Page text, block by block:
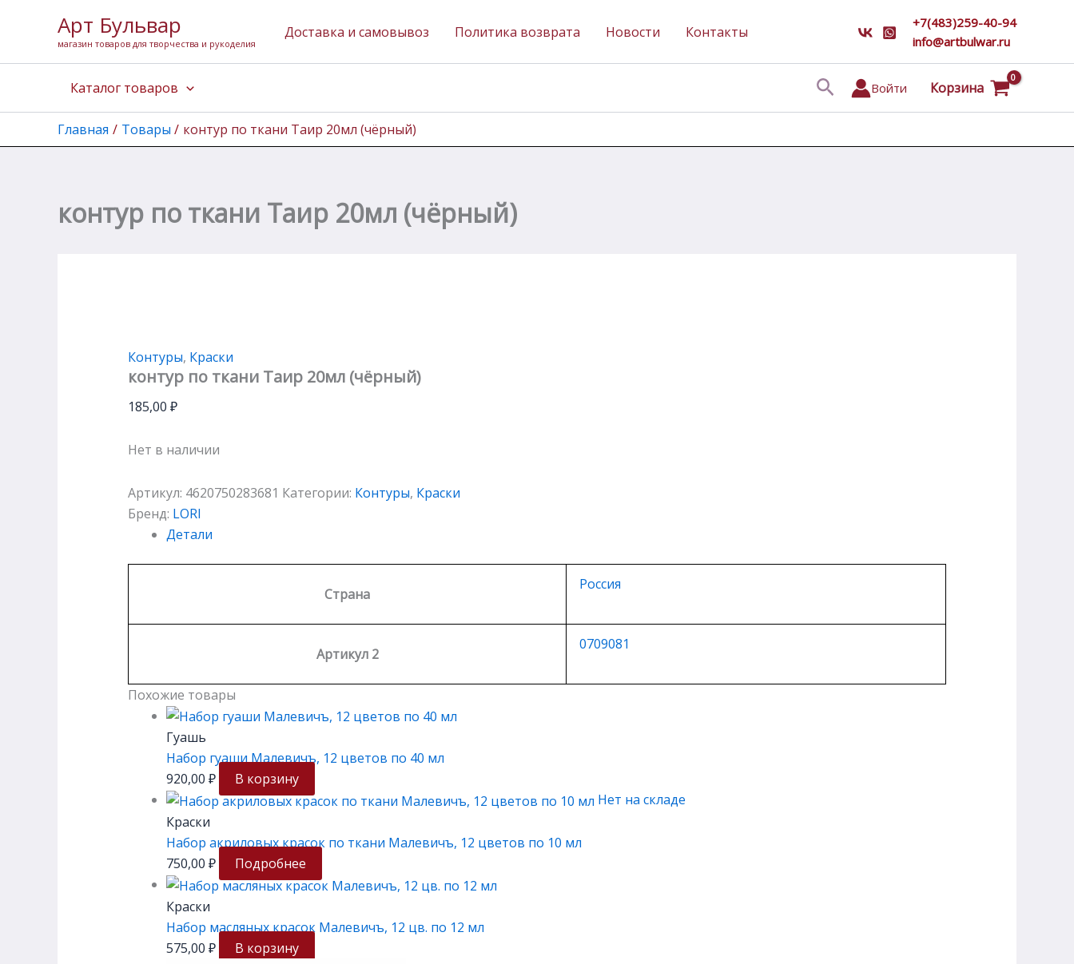
содержимому
Арт Бульвар
магазин товаров для творчества и рукоделия
Доставка и самовывоз Политика возврата Новости Контакты
+7(483)259-40-94
info@artbulwar.ru
Каталог товаров ПоискВойти Корзина
Главная Товары контур по ткани Таир 20мл (чёрный)
контур по ткани Таир 20мл (чёрный)
Контуры, Краски
контур по ткани Таир 20мл (чёрный)
185,00 ₽
Нет в наличии
Артикул: 4620750283681 Категории: Контуры, Краски
Бренд: LORI
Детали
Страна
Россия
Артикул 2
0709081
Похожие товары
Гуашь
Набор гуаши Малевичъ, 12 цветов по 40 мл
920,00 ₽
В корзину
Нет на складе
Краски
Набор акриловых красок по ткани Малевичъ, 12 цветов по 10 мл
750,00 ₽ Подробнее
Краски
Набор масляных красок Малевичъ, 12 цв. по 12 мл
575,00 ₽ В корзину